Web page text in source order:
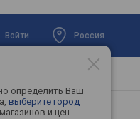
Войти Россия
определить Ваш
выберите город
и цен